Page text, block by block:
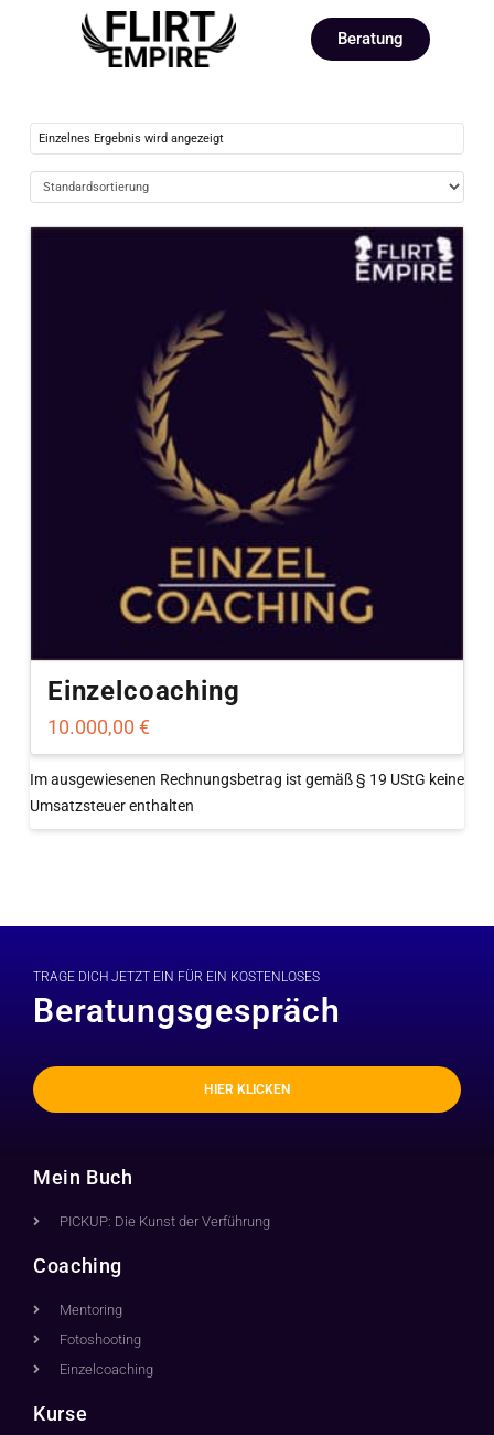
Beratung
Einzelnes Ergebnis wird angezeigt
Einzelcoaching
10.000,00 €
Im ausgewiesenen Rechnungsbetrag ist gemäß § 19 UStG keine
Umsatzsteuer enthalten
TRAGE DICH JETZT EIN FÜR EIN KOSTENLOSES
Beratungsgespräch
HIER KLICKEN
Mein Buch
PICKUP: Die Kunst der Verführung
Coaching
Mentoring
Fotoshooting
Einzelcoaching
Kurse